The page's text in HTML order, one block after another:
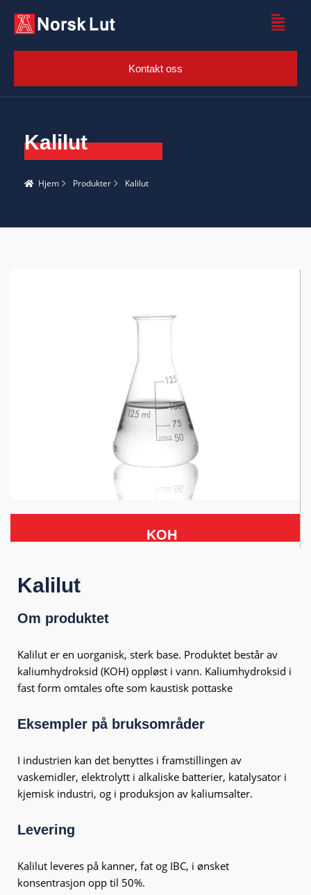
Kontakt oss
Kalilut
Hjem Produkter Kalilut
KOH
Kalilut
Om produktet
Kalilut er en uorganisk, sterk base. Produktet består av
kaliumhydroksid (KOH) oppløst i vann. Kaliumhydroksid i
fast form omtales ofte som kaustisk pottaske
Eksempler på bruksområder
I industrien kan det benyttes i framstillingen av
vaskemidler, elektrolytt i alkaliske batterier, katalysator i
kjemisk industri, og i produksjon av kaliumsalter.
Levering
Kalilut leveres på kanner, fat og IBC, i ønsket
konsentrasjon opp til 50%.